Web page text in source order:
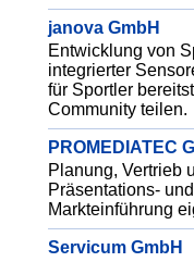
janova GmbH
Entwicklung von
integrierter
für Sportler
Community teilen.
PROMEDIATEC
Planung, Vertrieb
Präsentations-
Markteinführung
Servicum GmbH